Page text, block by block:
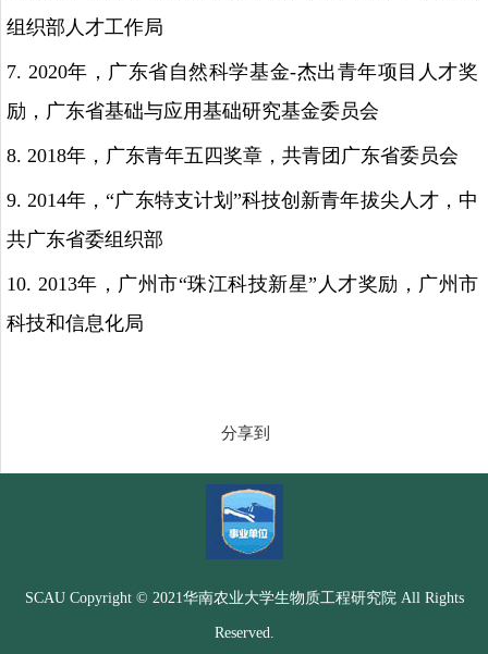
组织部人才工作局
7. 2020年，广东省自然科学基金-杰出青年项目人才奖
励，广东省基础与应用基础研究基金委员会
8. 2018年，广东青年五四奖章，共青团广东省委员会
9. 2014年，“广东特支计划”科技创新青年拔尖人才，中
共广东省委组织部
10. 2013年，广州市“珠江科技新星”人才奖励，广州市
科技和信息化局
分享到
SCAU Copyright © 2021华南农业大学生物质工程研究院 All Rights
Reserved.